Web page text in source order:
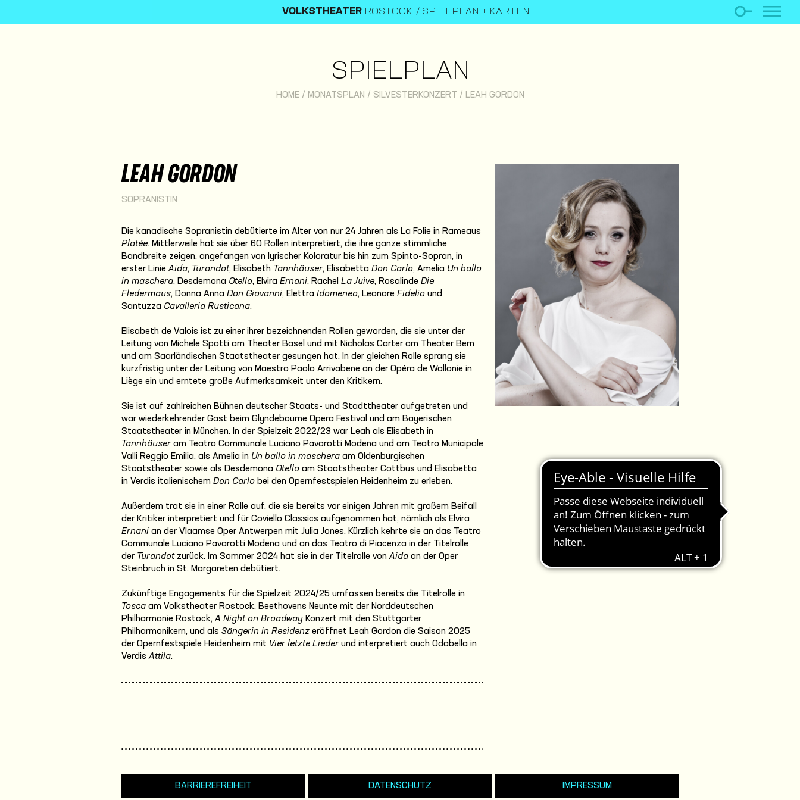
VOLKSTHEATER ROSTOCK SPIELPLAN + KARTEN
SPIELPLAN
HOME/ MONATSPLAN / SILVESTERKONZERT / LEAH GORDON
LEAH GORDON
SOPRANISTIN
Die kanadische Sopranistin debütierte im Alter von nur 24 Jahren als La Folie in Rameaus
Platée. Mittlerweile hat sie über 60 Rollen interpretiert, die ihre ganze stimmliche
Bandbreite zeigen, angefangen von lyrischer Koloratur bis hin zum Spinto-Sopran, in
erster LinieAida, Turandot, Elisabeth Tannhäuser, Elisabetta Don Carlo, Amelia Un ballo
in maschera, Desdemona Otello, Elvira Ernani, Rachel La Juive, Rosalinde Die
Fledermaus, Donna Anna Don Giovanni, Elettra Idomeneo, Leonore Fidelio und
Santuzza Cavalleria Rusticana.
Elisabeth de Valois ist zu einer ihrer bezeichnenden Rollen geworden, die sie unter der
Leitung von Michele Spotti am Theater Basel und mit Nicholas Carter am Theater Bern
und am Saarländischen Staatstheater gesungen hat. In der gleichen Rolle sprang sie
kurzfristig unter der Leitung von Maestro Paolo Arrivabene an der Opéra de Wallonie in
Liège ein und erntete große Aufmerksamkeit unter den Kritikern.
Sie ist auf zahlreichen Bühnen deutscher Staats- und Stadttheater aufgetreten und
war wiederkehrender Gast beim Glyndebourne Opera Festival und am Bayerischen
Staatstheater in München. In der Spielzeit 2022/23 war Leah als Elisabeth in
Tannhäuser am Teatro Communale Luciano Pavarotti Modena und am Teatro Municipale
Valli Reggio Emilia, als Amelia in Un ballo in maschera am Oldenburgischen
Staatstheater sowie als Desdemona Otello am Staatstheater Cottbus und Elisabetta
in Verdis italienischem Don Carlo bei den Opernfestspielen Heidenheim zu erleben.
Außerdem trat sie in einer Rolle auf, die sie bereits vor einigen Jahren mit großem Beifall
der Kritiker interpretiert und für Coviello Classics aufgenommen hat, nämlich als Elvira
Ernani an der Vlaamse Oper Antwerpen mit Julia Jones. Kürzlich kehrte sie an das Teatro
Communale Luciano Pavarotti Modena und an das Teatro di Piacenza in der Titelrolle
der Turandotzurück. Im Sommer 2024 hat sie in der Titelrolle vonAida an der Oper
Steinbruch in St. Margareten debütiert.
Zukünftige Engagements für die Spielzeit 2024/25 umfassen bereits die Titelrolle in
Tosca am Volkstheater Rostock, Beethovens Neunte mit der Norddeutschen
Philharmonie Rostock,A Night on Broadway Konzert mit den Stuttgarter
Philharmonikern, und als Sängerin in Residenz eröffnet Leah Gordon die Saison 2025
der Opernfestspiele Heidenheim mit Vier letzte Lieder und interpretiert auch Odabella in
VerdisAttila.
BARRIEREFREIHEIT DATENSCHUTZ IMPRESSUM